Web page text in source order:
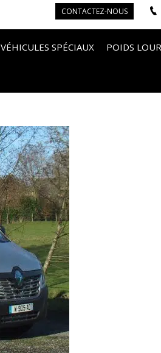
CONTACTEZ-NOUS
VÉHICULES SPÉCIAUX POIDS